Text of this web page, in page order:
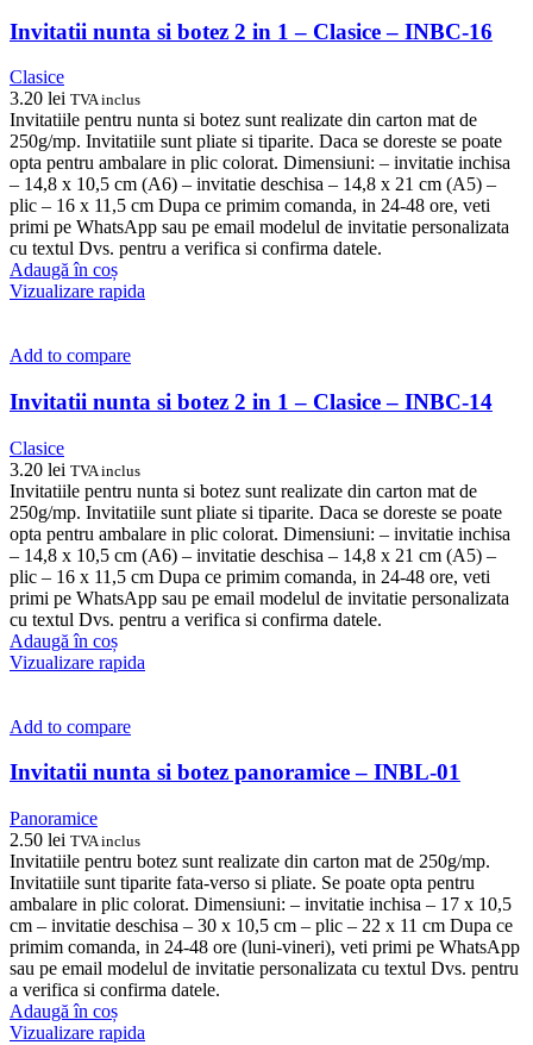
Invitatii nunta si botez 2 in 1 – Clasice – INBC-16
Clasice
3.20 lei TVA inclus
Invitatiile pentru nunta si botez sunt realizate din carton mat de
250g/mp. Invitatiile sunt pliate si tiparite. Daca se doreste se poate
opta pentru ambalare in plic colorat. Dimensiuni: – invitatie inchisa
– 14,8 x 10,5 cm (A6) – invitatie deschisa – 14,8 x 21 cm (A5) –
plic – 16 x 11,5 cm Dupa ce primim comanda, in 24-48 ore, veti
primi pe WhatsApp sau pe email modelul de invitatie personalizata
cu textul Dvs. pentru a verifica si confirma datele.
Adaugă în coș
Vizualizare rapida
Add to compare
Invitatii nunta si botez 2 in 1 – Clasice – INBC-14
Clasice
3.20 lei TVA inclus
Invitatiile pentru nunta si botez sunt realizate din carton mat de
250g/mp. Invitatiile sunt pliate si tiparite. Daca se doreste se poate
opta pentru ambalare in plic colorat. Dimensiuni: – invitatie inchisa
– 14,8 x 10,5 cm (A6) – invitatie deschisa – 14,8 x 21 cm (A5) –
plic – 16 x 11,5 cm Dupa ce primim comanda, in 24-48 ore, veti
primi pe WhatsApp sau pe email modelul de invitatie personalizata
cu textul Dvs. pentru a verifica si confirma datele.
Adaugă în coș
Vizualizare rapida
Add to compare
Invitatii nunta si botez panoramice – INBL-01
Panoramice
2.50 lei TVA inclus
Invitatiile pentru botez sunt realizate din carton mat de 250g/mp.
Invitatiile sunt tiparite fata-verso si pliate. Se poate opta pentru
ambalare in plic colorat. Dimensiuni: – invitatie inchisa – 17 x 10,5
cm – invitatie deschisa – 30 x 10,5 cm – plic – 22 x 11 cm Dupa ce
primim comanda, in 24-48 ore (luni-vineri), veti primi pe WhatsApp
sau pe email modelul de invitatie personalizata cu textul Dvs. pentru
a verifica si confirma datele.
Adaugă în coș
Vizualizare rapida